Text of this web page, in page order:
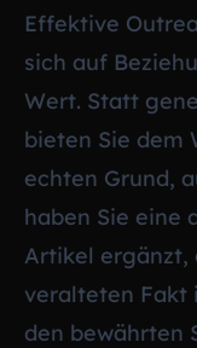
Effektive
sich auf
Wert. Statt
bieten Sie dem
echten Grund,
haben Sie eine
Artikel ergänzt,
veralteten Fakt
den bewährten